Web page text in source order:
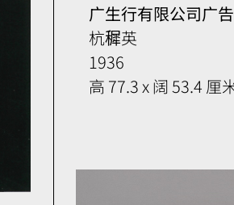
簿
广生行有限公司广
杭穉英
1936
高 77.3 x 阔 53.4 厘